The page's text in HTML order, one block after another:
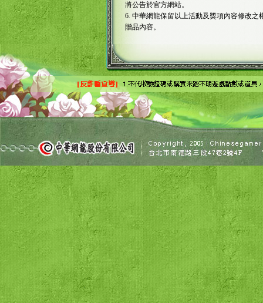
將公告於官方網站。
6. 中華網龍保留以上活動及獎項內容修改
贈品內容。